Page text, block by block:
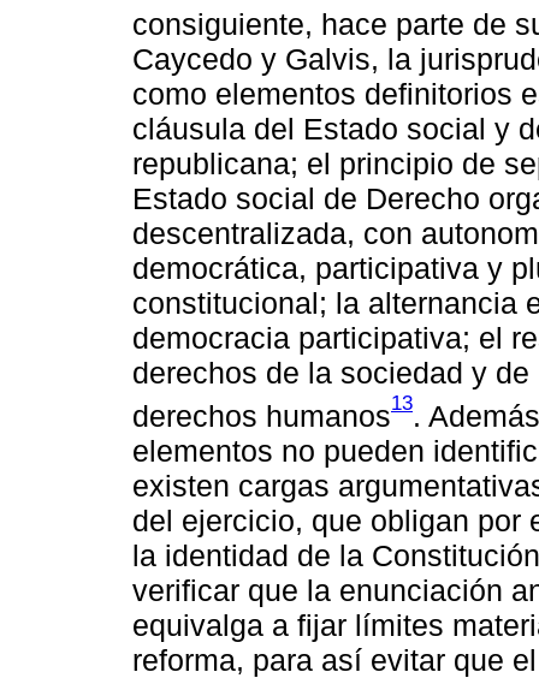
consiguiente, hace parte de
Caycedo y Galvis, la
como elementos definitorios
cláusula del Estado social y
republicana; el principio de
Estado social de Derecho
descentralizada, con
democrática, participativa y
constitucional; la alternancia
democracia participativa; el
derechos de la sociedad y
derechos humanos13.
elementos no pueden
existen cargas
del ejercicio, que obligan por
la identidad de la
verificar que la enunciación
equivalga a fijar límites
reforma, para así evitar que